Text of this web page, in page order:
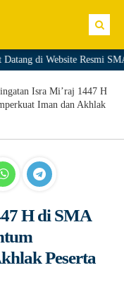
di Website Resmi SMA
Isra Mi’raj 1447 H
Iman dan Akhlak
H di SMA
Peserta